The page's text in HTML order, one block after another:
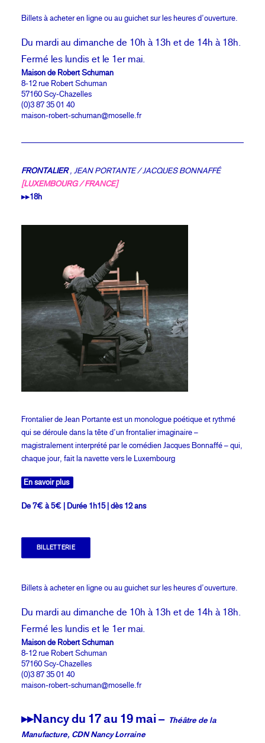
Billets à acheter en ligne ou au guichet sur les heures d’ouverture.
Du mardi au dimanche de 10h à 13h et de 14h à 18h.
Fermé les lundis et le 1er mai.
Maison de Robert Schuman
8-12 rue Robert Schuman
57160 Scy-Chazelles
(0)3 87 35 01 40
maison-robert-schuman@moselle.fr
FRONTALIER, JEAN PORTANTE / JACQUES BONNAFFÉ
[LUXEMBOURG / FRANCE]
▸▸18h
Frontalier de Jean Portante est un monologue poétique et rythmé
qui se déroule dans la tête d’un frontalier imaginaire –
magistralement interprété par le comédien Jacques Bonnaffé – qui,
chaque jour, fait la navette vers le Luxembourg
En savoir plus
De 7€ à 5€ | Durée 1h15 | dès 12 ans
BILLETTERIE
Billets à acheter en ligne ou au guichet sur les heures d’ouverture.
Du mardi au dimanche de 10h à 13h et de 14h à 18h.
Fermé les lundis et le 1er mai.
Maison de Robert Schuman
8-12 rue Robert Schuman
57160 Scy-Chazelles
(0)3 87 35 01 40
maison-robert-schuman@moselle.fr
▸▸Nancy du 17 au 19 mai – Théâtre de la
Manufacture, CDN Nancy Lorraine